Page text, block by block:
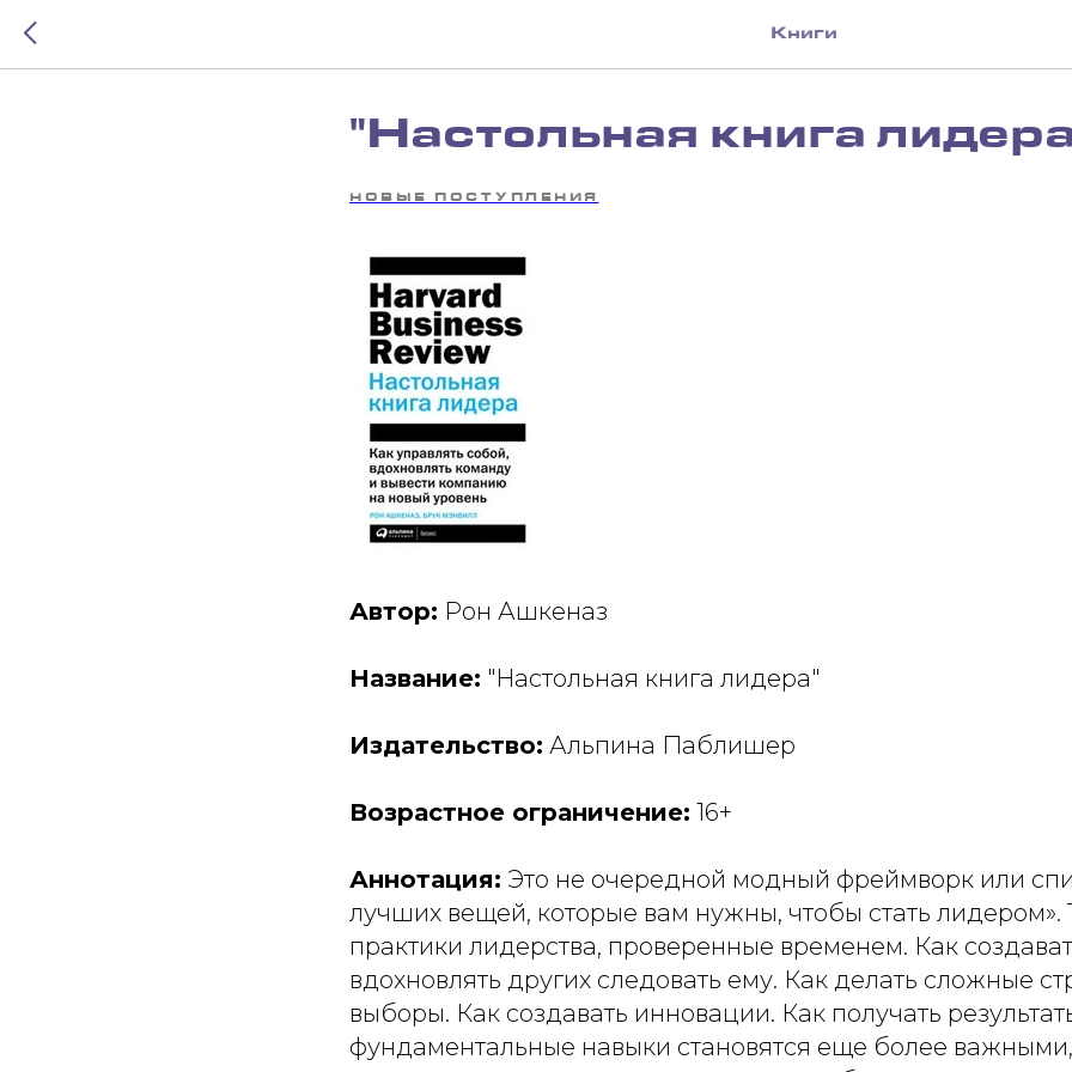
Книги
"Настольная книга
НОВЫЕ ПОСТУПЛЕНИЯ
Автор: Рон Ашкеназ
Название: "Настольная книга лидера"
Издательство: Альпина Паблишер
Возрастное ограничение: 16+
Аннотация: Это не очередной модный фреймворк или
лучших вещей, которые вам нужны, чтобы стать лидером».
практики лидерства, проверенные временем. Как
вдохновлять других следовать ему. Как делать сложные
выборы. Как создавать инновации. Как получать
фундаментальные навыки становятся еще более